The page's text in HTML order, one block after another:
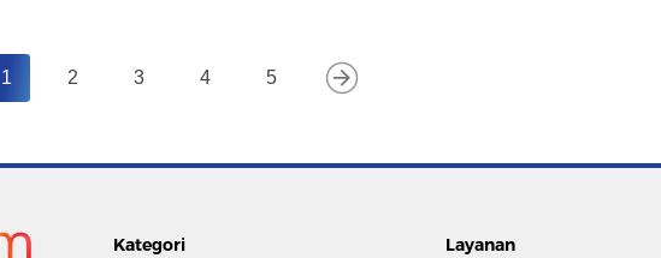
1 2 3 4 5
Kategori Layanan